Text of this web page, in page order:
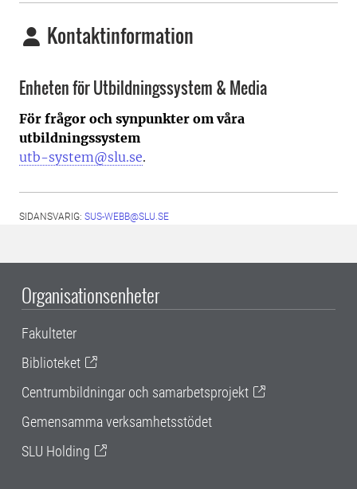
Kontaktinformation
Enheten för Utbildningssystem & Media
För frågor och synpunkter om våra
utbildningssystem
utb-system@slu.se.
SIDANSVARIG: SUS-WEBB@SLU.SE
Organisationsenheter
Fakulteter
Biblioteket
Centrumbildningar och samarbetsprojekt
Gemensamma verksamhetsstödet
SLU Holding